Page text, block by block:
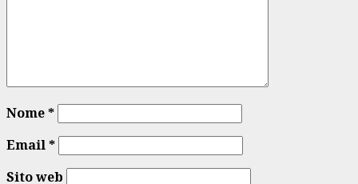
Nome*
Email*
Sito web